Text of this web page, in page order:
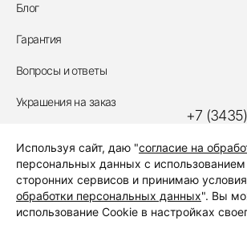
Блог
Гарантия
Вопросы и ответы
Украшения на заказ
персональных данных
+7
Используя сайт, даю "согласие на
персональных данных с
сторонних сервисов и принимаю
обработки персональных данных". Вы
использование Cookie в настройках